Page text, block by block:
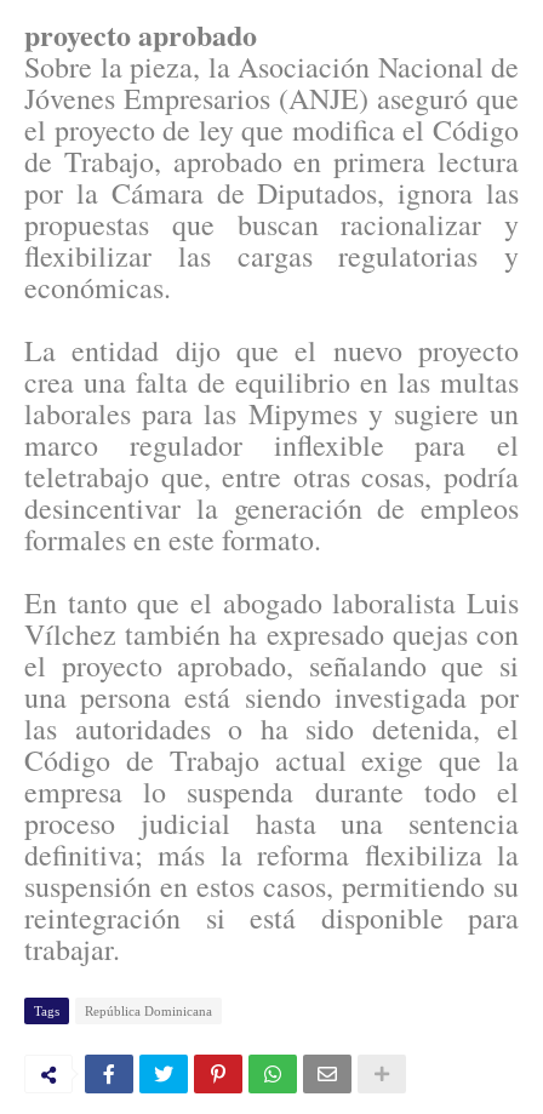
proyecto aprobado
Sobre la pieza, la Asociación Nacional de
Jóvenes Empresarios (ANJE) aseguró que
el proyecto de ley que modifica el Código
de Trabajo, aprobado en primera lectura
por la Cámara de Diputados, ignora las
propuestas que buscan racionalizar y
flexibilizar las cargas regulatorias y
económicas.
La entidad dijo que el nuevo proyecto
crea una falta de equilibrio en las multas
laborales para las Mipymes y sugiere un
marco regulador inflexible para el
teletrabajo que, entre otras cosas, podría
desincentivar la generación de empleos
formales en este formato.
En tanto que el abogado laboralista Luis
Vílchez también ha expresado quejas con
el proyecto aprobado, señalando que si
una persona está siendo investigada por
las autoridades o ha sido detenida, el
Código de Trabajo actual exige que la
empresa lo suspenda durante todo el
proceso judicial hasta una sentencia
definitiva; más la reforma flexibiliza la
suspensión en estos casos, permitiendo su
reintegración si está disponible para
trabajar.
Tags República Dominicana